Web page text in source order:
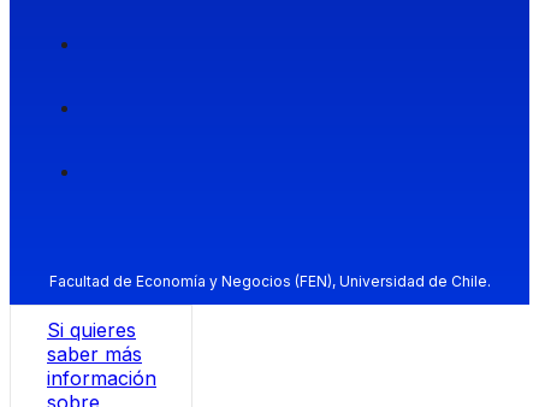
Facultad de Economía y Negocios (FEN), Universidad de Chile.
Si quieres
saber más
información
sobre